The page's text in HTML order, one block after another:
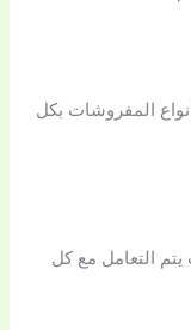
المفروشات بكل
التعامل مع كل